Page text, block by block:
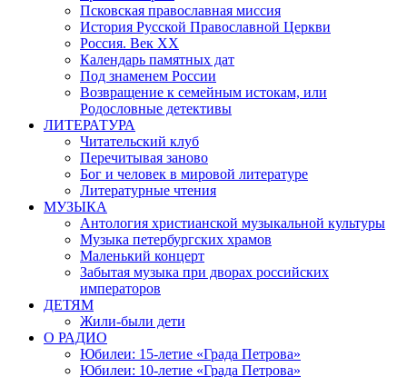
Псковская православная миссия
История Русской Православной Церкви
Россия. Век ХХ
Календарь памятных дат
Под знаменем России
Возвращение к семейным истокам, или
Родословные детективы
ЛИТЕРАТУРА
Читательский клуб
Перечитывая заново
Бог и человек в мировой литературе
Литературные чтения
МУЗЫКА
Антология христианской музыкальной культуры
Музыка петербургских храмов
Маленький концерт
Забытая музыка при дворах российских
императоров
ДЕТЯМ
Жили-были дети
О РАДИО
Юбилеи: 15-летие «Града Петрова»
Юбилеи: 10-летие «Града Петрова»